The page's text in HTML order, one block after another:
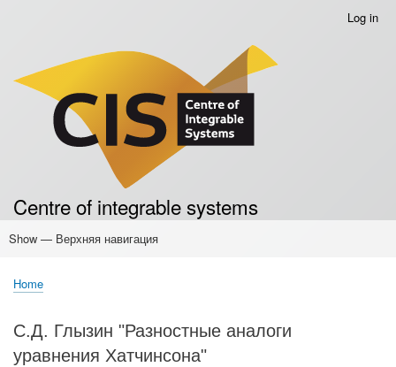
content
записи
пользователя
Log in
Centre of integrable systems
Верхняя
Show — Верхняя навигация
Home
Основные публикации
Conferences
Events
Seminars
Мероприятия для учителей
Мероприятия для школьников
Семинары для студентов
Breadcrumb
Home
С.Д. Глызин "Разностные аналоги
уравнения Хатчинсона"